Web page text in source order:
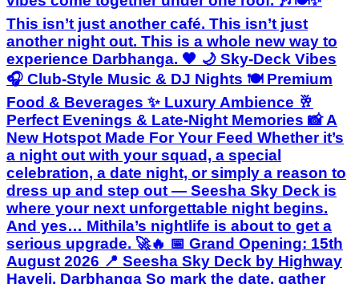
Food & Beverages ✨ Luxury Ambience 🥂
Perfect Evenings & Late-Night Memories 📸 A
New Hotspot Made For Your Feed Whether it’s
a night out with your squad, a special
celebration, a date night, or simply a reason to
dress up and step out — Seesha Sky Deck is
where your next unforgettable night begins.
And yes… Mithila’s nightlife is about to get a
serious upgrade. 🚀🔥 📅 Grand Opening: 15th
August 2026 📍 Seesha Sky Deck by Highway
Haveli, Darbhanga So mark the date, gather
your people and get ready to experience
something Darbhanga has never seen before.
15.08.2026 — The Sky Is Calling. 🌌
##HighwayHaveli #Darbhanga #Mithila
#instagood